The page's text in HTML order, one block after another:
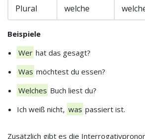
Plural welche
Beispiele
Wer hat das gesagt?
Was möchtest du essen?
Welches Buch liest du?
Ich weiß nicht, was passiert ist.
Zusätzlich gibt es die